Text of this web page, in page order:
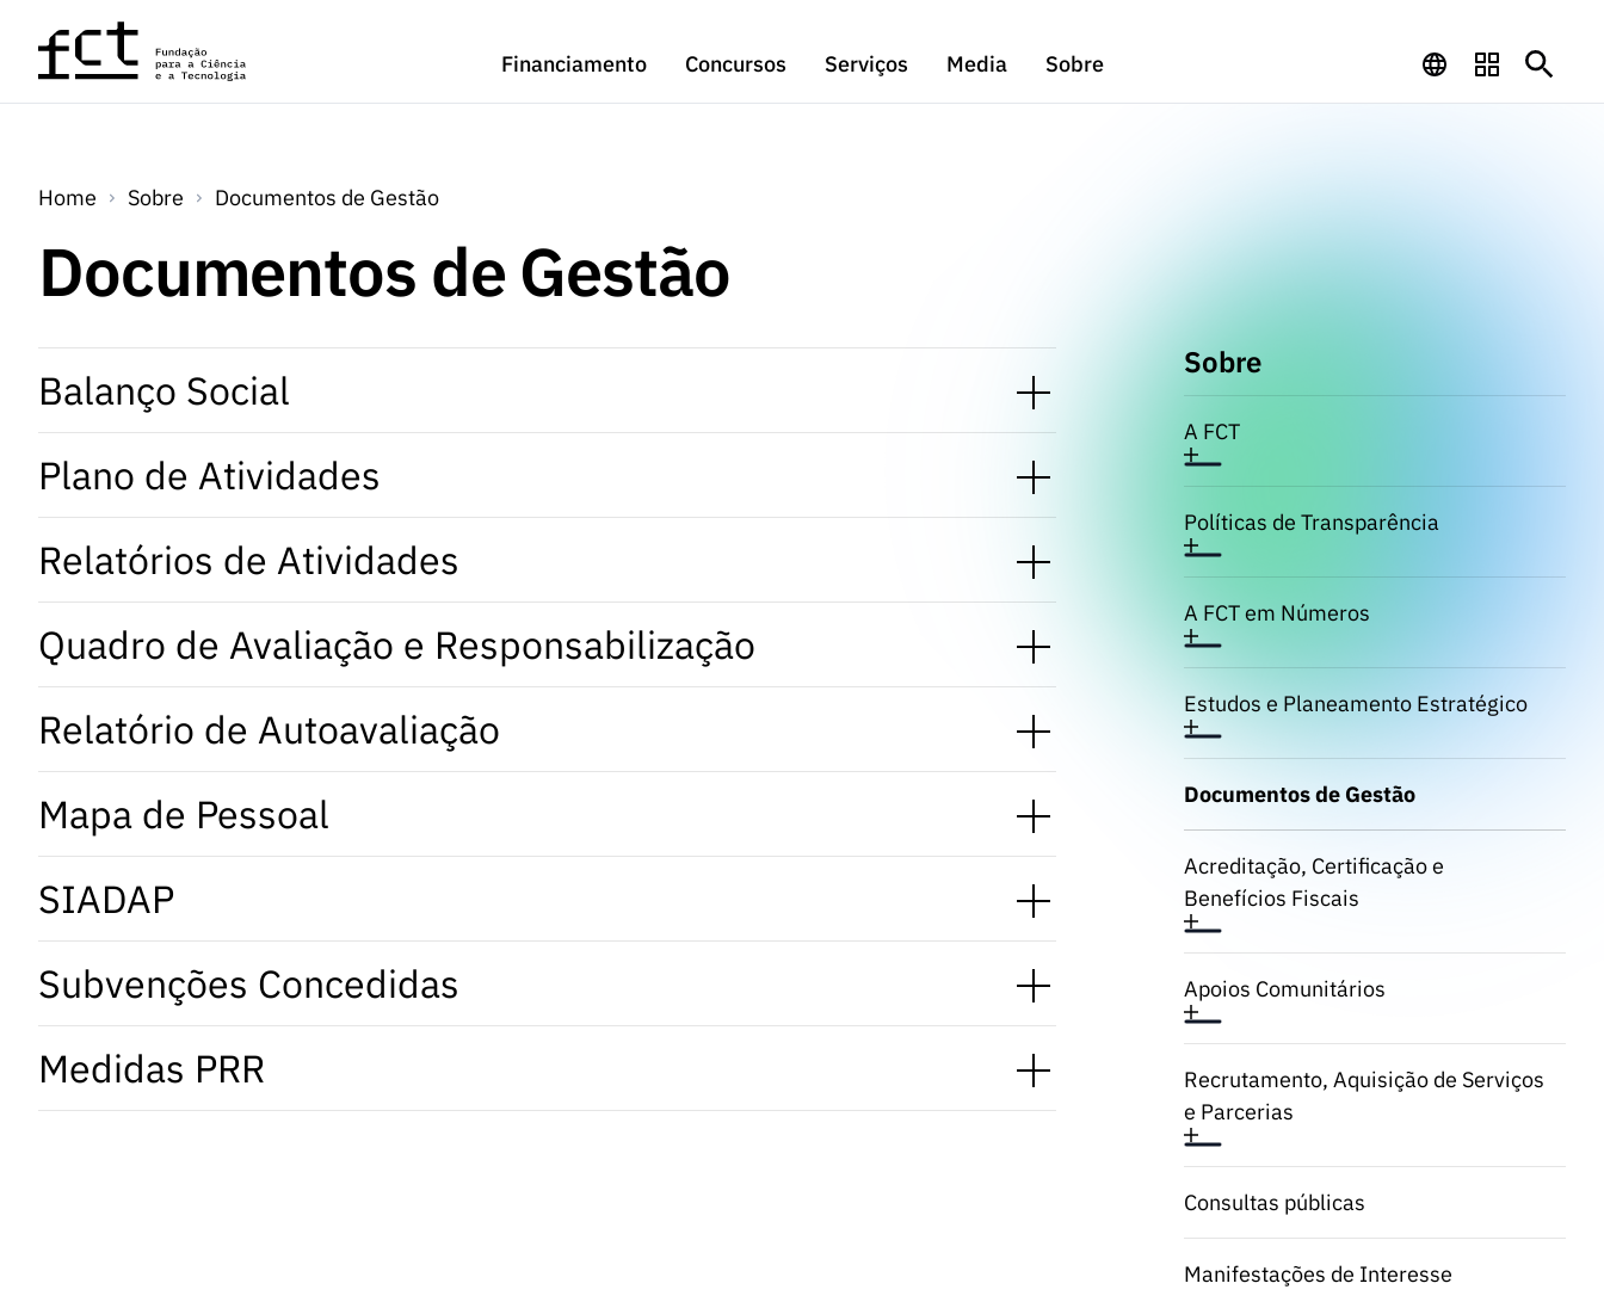
Saltar para o conteúdo principal
Financiamento
Concursos Serviços Media Sobre
Home Sobre Documentos de Gestão
Documentos de Gestão
Balanço Social
Plano de Atividades
Relatórios de Atividades
Quadro de Avaliação e Responsabilização
Relatório de Autoavaliação
Mapa de Pessoal
SIADAP
Subvenções Concedidas
Medidas PRR
Sobre
A FCT
Políticas de Transparência
A FCT em Números
Estudos e Planeamento Estratégico
Documentos de Gestão
Acreditação, Certificação e
Benefícios Fiscais
Apoios Comunitários
Recrutamento, Aquisição de Serviços
e Parcerias
Consultas públicas
Manifestações de Interesse